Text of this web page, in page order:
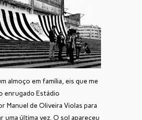
almoço em família, eis que me
enrugado Estádio
Manuel de Oliveira Violas para
última vez. O sol apareceu